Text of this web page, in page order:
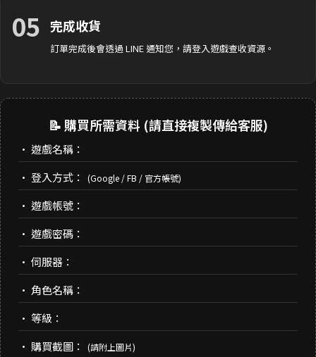
05 完成收貨
訂單完成後會透過 LINE 通知您，請登入遊戲查收資源。
📝 購買所需資料 (請直接複製傳給客服)
• 遊戲名稱：
• 登入方式：
(Google / FB / 官方帳號)
• 遊戲帳號：
• 遊戲密碼：
• 伺服器：
• 角色名稱：
• 等級：
• 購買截圖：
(請附上圖片)